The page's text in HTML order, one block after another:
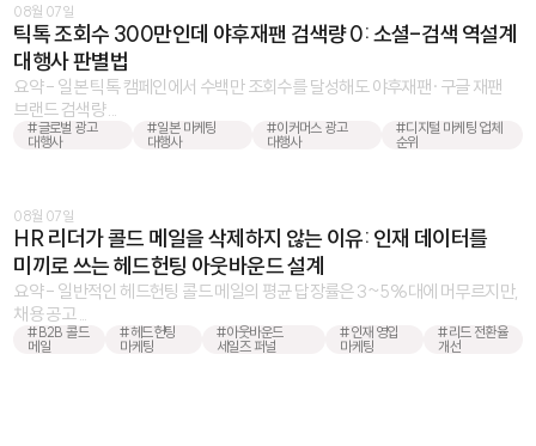
08월 07일
틱톡 조회수 300만인데 야후재팬 검색량 0: 소셜-검색 역설계
대행사 판별법
요약 - 일본 틱톡 캠페인에서 수백만 조회수를 달성해도 야후재팬·구글 재팬
브랜드 검색량 ...
#글로벌 광고
대행사
#일본 마케팅
대행사
#이커머스 광고
대행사
#디지털 마케팅 업체
순위
08월 07일
HR 리더가 콜드 메일을 삭제하지 않는 이유: 인재 데이터를
미끼로 쓰는 헤드헌팅 아웃바운드 설계
요약 - 일반적인 헤드헌팅 콜드 메일의 평균 답장률은 3~5%대에 머무르지만,
채용 공고 ...
#B2B 콜드
메일
#헤드헌팅
마케팅
#아웃바운드
세일즈 퍼널
#인재 영입
마케팅
#리드 전환율
개선